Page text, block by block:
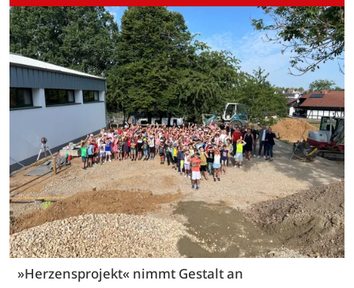
»Herzensprojekt« nimmt Gestalt an